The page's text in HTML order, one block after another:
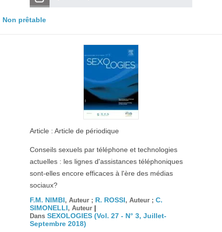
Non prêtable
Article : Article de périodique
Conseils sexuels par téléphone et technologies
actuelles : les lignes d'assistances téléphoniques
sont-elles encore efficaces à l'ère des médias
sociaux?
F.M. NIMBI, Auteur ; R. ROSSI, Auteur ; C.
SIMONELLI, Auteur |
Dans SEXOLOGIES (Vol. 27 - N° 3, Juillet-
Septembre 2018)